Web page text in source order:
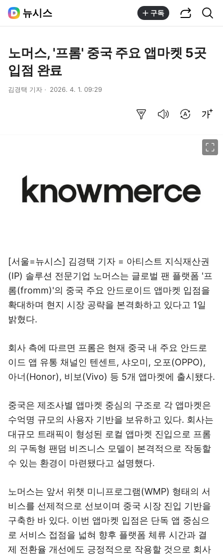
뉴시스 구독
노머스, '프롬' 중국 주요 앱마켓 5곳
입점 완료
김경택 기자 2026. 4. 1. 09:29
[서울=뉴시스] 김경택 기자 = 아티스트 지식재산권
(IP) 솔루션 전문기업 노머스는 글로벌 팬 플랫폼 '프
롬(fromm)'의 중국 주요 안드로이드 앱마켓 입점을
확대하며 현지 시장 공략을 본격화하고 있다고 1일
밝혔다.
회사 측에 따르면 프롬은 현재 중국 내 주요 안드로
이드 앱 유통 채널인 텐센트, 샤오미, 오포(OPPO),
아너(Honor), 비보(Vivo) 등 5개 앱마켓에 출시됐다.
중국은 제조사별 앱마켓 중심의 구조로 각 앱마켓은
수억명 규모의 사용자 기반을 보유하고 있다. 회사는
대규모 트래픽이 형성된 로컬 앱마켓 진입으로 프롬
의 구독형 팬덤 비즈니스 모델이 본격적으로 작동할
수 있는 환경이 마련됐다고 설명했다.
노머스는 앞서 위챗 미니프로그램(WMP) 형태의 서
비스를 선제적으로 선보이며 중국 시장 진입 기반을
구축한 바 있다. 이번 앱마켓 입점은 단독 앱 중심으
로 서비스 접점을 넓혀 향후 플랫폼 체류 시간과 결
제 전환율 개선에도 긍정적으로 작용할 것으로 회사